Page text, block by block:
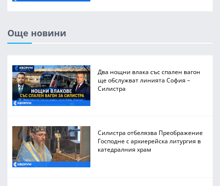
Още новини
Два нощни влака със спален вагон
ще обслужват линията София –
Силистра
Силистра отбелязва Преображение
Господне с архиерейска литургия в
катедралния храм